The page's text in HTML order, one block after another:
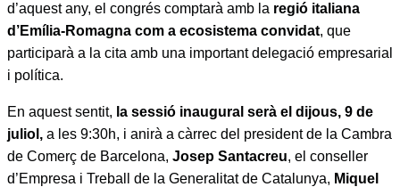
d’aquest any, el congrés comptarà amb la regió italiana
d’Emília-Romagna com a ecosistema convidat, que
participarà a la cita amb una important delegació empresarial
i política.
En aquest sentit, la sessió inaugural serà el dijous, 9 de
juliol, a les 9:30h, i anirà a càrrec del president de la Cambra
de Comerç de Barcelona, Josep Santacreu, el conseller
d’Empresa i Treball de la Generalitat de Catalunya, Miquel